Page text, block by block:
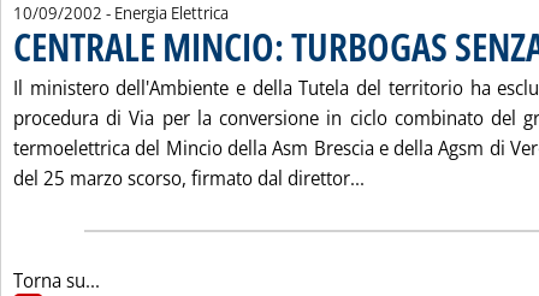
10/09/2002 - Energia Elettrica
CENTRALE MINCIO: TURBOGAS
Il ministero dell'Ambiente e della Tutela del territorio ha
procedura di Via per la conversione in ciclo combinato del
termoelettrica del Mincio della Asm Brescia e della Agsm di
del 25 marzo scorso, firmato dal direttor...
Torna su...